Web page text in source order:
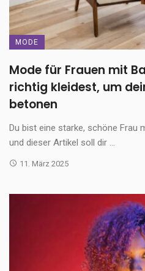
MODE
Mode für Frauen mit
richtig kleidest, um
betonen
Du bist eine starke, schöne Frau
und dieser Artikel soll dir ...
11. März 2025